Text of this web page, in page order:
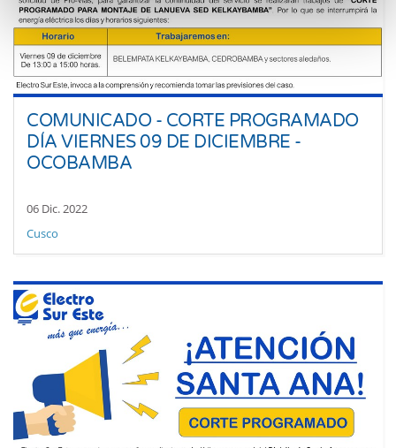
COMUNICADO - CORTE PROGRAMADO
DÍA VIERNES 09 DE DICIEMBRE -
OCOBAMBA
06 Dic. 2022
Cusco